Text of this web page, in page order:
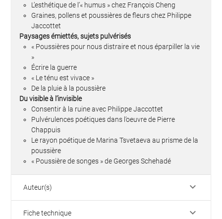
L’esthétique de l’« humus » chez François Cheng
Graines, pollens et poussières de fleurs chez Philippe
Jaccottet
Paysages émiettés, sujets pulvérisés
« Poussières pour nous distraire et nous éparpiller la vie
»
Écrire la guerre
« Le ténu est vivace »
De la pluie à la poussière
Du visible à l’invisible
Consentir à la ruine avec Philippe Jaccottet
Pulvérulences poétiques dans l’oeuvre de Pierre
Chappuis
Le rayon poétique de Marina Tsvetaeva au prisme de la
poussière
« Poussière de songes » de Georges Schehadé
Auteur(s) keyboard_arrow_down
Fiche technique keyboard_arrow_down